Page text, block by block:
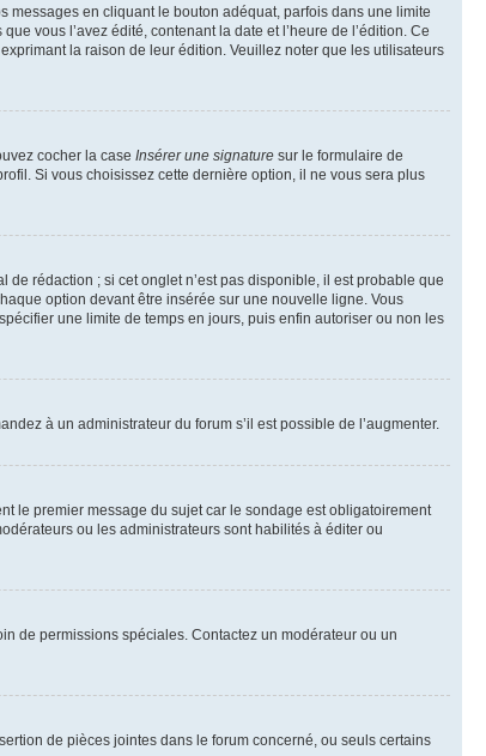
messages en cliquant le bouton adéquat, parfois dans une limite
vous l’avez édité, contenant la date et l’heure de l’édition. Ce
la raison de leur édition. Veuillez noter que les utilisateurs
cocher la case Insérer une signature sur le formulaire de
Si vous choisissez cette dernière option, il ne vous sera plus
rédaction ; si cet onglet n’est pas disponible, il est probable que
option devant être insérée sur une nouvelle ligne. Vous
une limite de temps en jours, puis enfin autoriser ou non les
à un administrateur du forum s’il est possible de l’augmenter.
le premier message du sujet car le sondage est obligatoirement
ou les administrateurs sont habilités à éditer ou
de permissions spéciales. Contactez un modérateur ou un
de pièces jointes dans le forum concerné, ou seuls certains